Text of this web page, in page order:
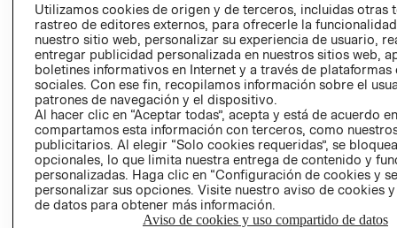
AVISO DE
PRIVACIDAD
GIFT CARD
AVISO DE
COOKIES
Utilizamos cookies de origen y de terceros, incluidas otras
rastreo de editores externos, para ofrecerle la
nuestro sitio web, personalizar su experiencia de usuario,
entregar publicidad personalizada en nuestros sitios web,
boletines informativos en Internet y a través de plataformas
sociales. Con ese fin, recopilamos información sobre el
patrones de navegación y el dispositivo.
Al hacer clic en “Aceptar todas”, acepta y está de acuerdo
compartamos esta información con terceros, como
publicitarios. Al elegir “Solo cookies requeridas”, se
opcionales, lo que limita nuestra entrega de contenido y
personalizadas. Haga clic en “Configuración de cookies y
personalizar sus opciones. Visite nuestro aviso de cookies
de datos para obtener más información.
Aviso de cookies y uso compartido de datos